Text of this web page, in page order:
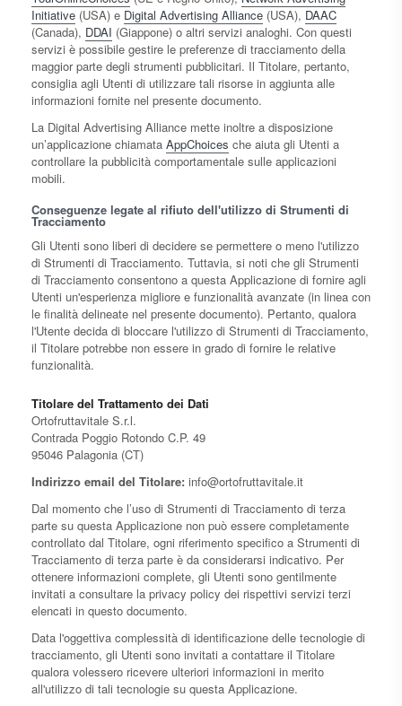
Initiative (USA) e Digital Advertising Alliance (USA), DAAC
(Canada), DDAI (Giappone) o altri servizi analoghi. Con questi
servizi è possibile gestire le preferenze di tracciamento della
maggior parte degli strumenti pubblicitari. Il Titolare, pertanto,
consiglia agli Utenti di utilizzare tali risorse in aggiunta alle
informazioni fornite nel presente documento.
La Digital Advertising Alliance mette inoltre a disposizione
un’applicazione chiamata AppChoices che aiuta gli Utenti a
controllare la pubblicità comportamentale sulle applicazioni
mobili.
Conseguenze legate al rifiuto dell'utilizzo di Strumenti di
Tracciamento
Gli Utenti sono liberi di decidere se permettere o meno l'utilizzo
di Strumenti di Tracciamento. Tuttavia, si noti che gli Strumenti
di Tracciamento consentono a questa Applicazione di fornire agli
Utenti un'esperienza migliore e funzionalità avanzate (in linea con
le finalità delineate nel presente documento). Pertanto, qualora
l'Utente decida di bloccare l'utilizzo di Strumenti di Tracciamento,
il Titolare potrebbe non essere in grado di fornire le relative
funzionalità.
Titolare del Trattamento dei Dati
Ortofruttavitale S.r.l.
Contrada Poggio Rotondo C.P. 49
95046 Palagonia (CT)
Indirizzo email del Titolare: info@ortofruttavitale.it
Dal momento che l’uso di Strumenti di Tracciamento di terza
parte su questa Applicazione non può essere completamente
controllato dal Titolare, ogni riferimento specifico a Strumenti di
Tracciamento di terza parte è da considerarsi indicativo. Per
ottenere informazioni complete, gli Utenti sono gentilmente
invitati a consultare la privacy policy dei rispettivi servizi terzi
elencati in questo documento.
Data l'oggettiva complessità di identificazione delle tecnologie di
tracciamento, gli Utenti sono invitati a contattare il Titolare
qualora volessero ricevere ulteriori informazioni in merito
all'utilizzo di tali tecnologie su questa Applicazione.